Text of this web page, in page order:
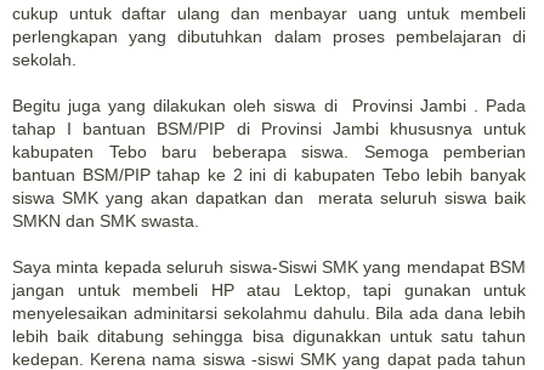
cukup untuk daftar ulang dan menbayar uang untuk membeli
perlengkapan yang dibutuhkan dalam proses pembelajaran di
sekolah.
Begitu juga yang dilakukan oleh siswa di Provinsi Jambi . Pada
tahap I bantuan BSM/PIP di Provinsi Jambi khususnya untuk
kabupaten Tebo baru beberapa siswa. Semoga pemberian
bantuan BSM/PIP tahap ke 2 ini di kabupaten Tebo lebih banyak
siswa SMK yang akan dapatkan dan merata seluruh siswa baik
SMKN dan SMK swasta.
Saya minta kepada seluruh siswa-Siswi SMK yang mendapat BSM
jangan untuk membeli HP atau Lektop, tapi gunakan untuk
menyelesaikan adminitarsi sekolahmu dahulu. Bila ada dana lebih
lebih baik ditabung sehingga bisa digunakkan untuk satu tahun
kedepan. Kerena nama siswa -siswi SMK yang dapat pada tahun